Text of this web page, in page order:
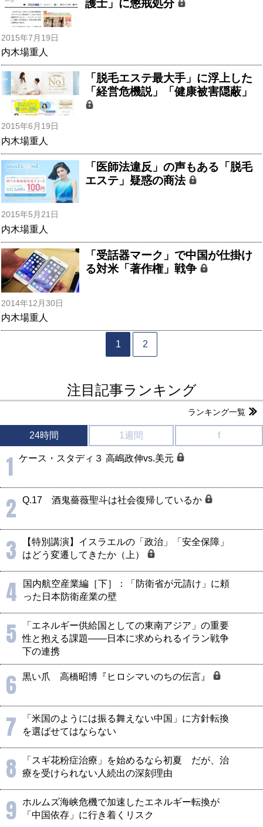
護士」に懲戒処分
2015年7月19日
内木場重人
「脱毛エステ最大手」に浮上した
「経営危機説」「健康被害隠蔽」
2015年6月19日
内木場重人
「医師法違反」の声もある「脱毛
エステ」疑惑の商法
2015年5月21日
内木場重人
「受話器マーク」で中国が仕掛け
る対米「著作権」戦争
2014年12月30日
内木場重人
1 2
注目記事ランキング
ランキング一覧
24時間 1週間 f
1 ケース・スタディ３ 高嶋政伸vs.美元
2 Q.17 酒鬼薔薇聖斗は社会復帰しているか
3
【特別講演】イスラエルの「政治」「安全保障」
はどう変遷してきたか（上）
4
国内航空産業編［下］：「防衛省が元請け」に頼
った日本防衛産業の壁
5
「エネルギー供給国としての東南アジア」の重要
性と抱える課題――日本に求められるイラン戦争
下の連携
6 黒い爪 高橋昭博『ヒロシマいのちの伝言』
7
「米国のようには振る舞えない中国」に方針転換
を選ばせてはならない
8
「スギ花粉症治療」を始めるなら初夏 だが、治
療を受けられない人続出の深刻理由
9
ホルムズ海峡危機で加速したエネルギー転換が
「中国依存」に行き着くリスク